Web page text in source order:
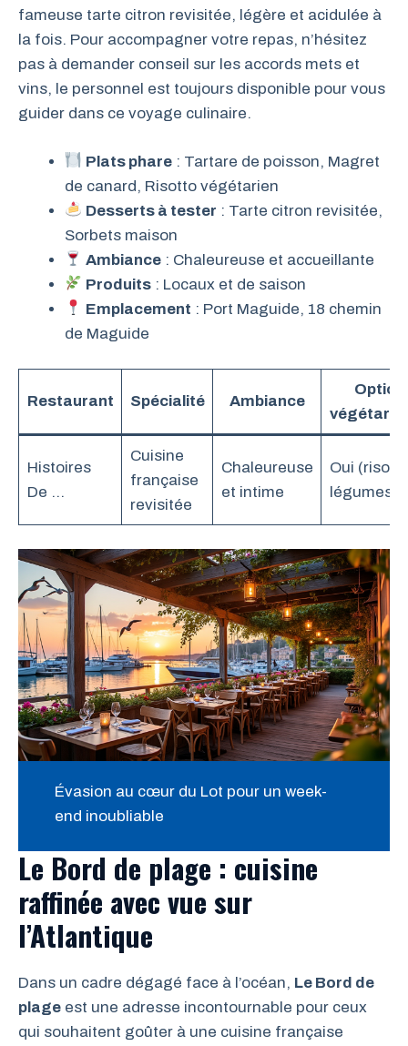
fameuse tarte citron revisitée, légère et acidulée à
la fois. Pour accompagner votre repas, n’hésitez
pas à demander conseil sur les accords mets et
vins, le personnel est toujours disponible pour vous
guider dans ce voyage culinaire.
Plats phare : Tartare de poisson, Magret
de canard, Risotto végétarien
Desserts à tester : Tarte citron revisitée,
Sorbets maison
Ambiance : Chaleureuse et accueillante
Produits : Locaux et de saison
Emplacement : Port Maguide, 18 chemin
de Maguide
Restaurant Spécialité Ambiance
Histoires
De …
Cuisine
française
revisitée
Chaleureuse
et intime
Oui
légumes)
Évasion au cœur du Lot pour un week-
end inoubliable
Le Bord de plage : cuisine
raffinée avec vue sur
l’Atlantique
Dans un cadre dégagé face à l’océan, Le Bord de
plage est une adresse incontournable pour ceux
qui souhaitent goûter à une cuisine française